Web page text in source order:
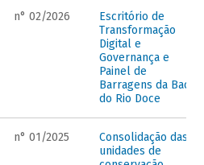
n° 02/2026
Escritório de
Transformação
Digital e
Governança e
Painel de
Barragens da Bacia
do Rio Doce
n° 01/2025
Consolidação das
unidades de